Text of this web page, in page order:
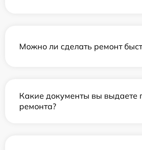
Можно ли сделать ремонт
Какие документы вы выдаете
ремонта?